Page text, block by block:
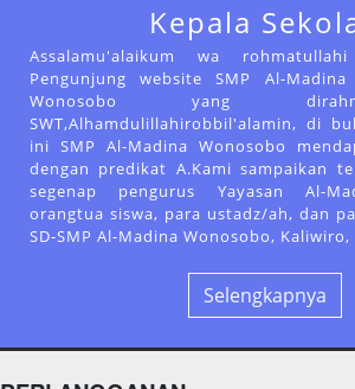
Kepala
Assalamu'alaikum wa
Pengunjung website SMP Al-
Wonosobo yang
SWT,Alhamdulillahirobbil'alamin, di
ini SMP Al-Madina Wonosobo
dengan predikat A.Kami sampaikan
segenap pengurus Yayasan Al-
orangtua siswa, para ustadz/ah, dan
SD-SMP Al-Madina Wonosobo,
Selengkapnya